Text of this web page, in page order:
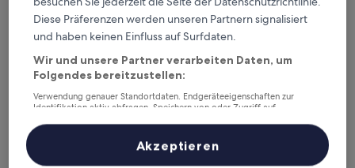
Diese Präferenzen werden unseren Partnern signalisiert
und haben keinen Einfluss auf Surfdaten.
Wir und unsere Partner verarbeiten Daten, um
Folgendes bereitzustellen:
Verwendung genauer Standortdaten. Endgeräteeigenschaften zur
Identifikation aktiv abfragen. Speichern von oder Zugriff auf
Inhalte, Messung von Werbeleistung und der Performance von Inhalten,
Zielgruppenforschung sowie Entwicklung und Verbesserung von
Akzeptieren